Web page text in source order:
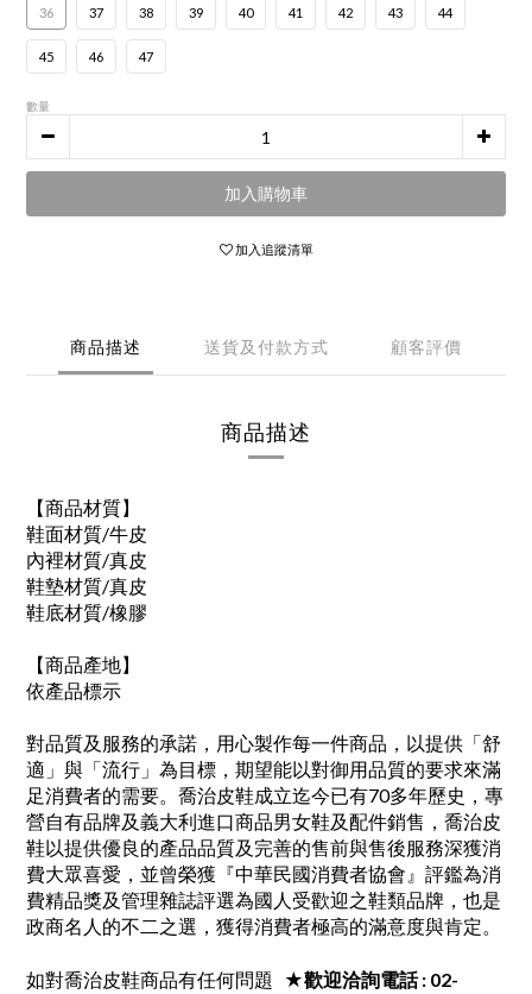
36 37 38 39 40 41 42 43 44
45 46 47
數量
加入購物車
加入追蹤清單
商品描述 送貨及付款方式 顧客評價
商品描述
【商品材質】
鞋面材質/牛皮
內裡材質/真皮
鞋墊材質/真皮
鞋底材質/橡膠
【商品產地】
依產品標示
對品質及服務的承諾，用心製作每一件商品，以提供「舒
適」與「流行」為目標，期望能以對御用品質的要求來滿
足消費者的需要。喬治皮鞋成立迄今已有70多年歷史，專
營自有品牌及義大利進口商品男女鞋及配件銷售，喬治皮
鞋以提供優良的產品品質及完善的售前與售後服務深獲消
費大眾喜愛，並曾榮獲『中華民國消費者協會』評鑑為消
費精品獎及管理雜誌評選為國人受歡迎之鞋類品牌，也是
政商名人的不二之選，獲得消費者極高的滿意度與肯定。
如對喬治皮鞋商品有任何問題
★歡迎洽詢電話 : 02-